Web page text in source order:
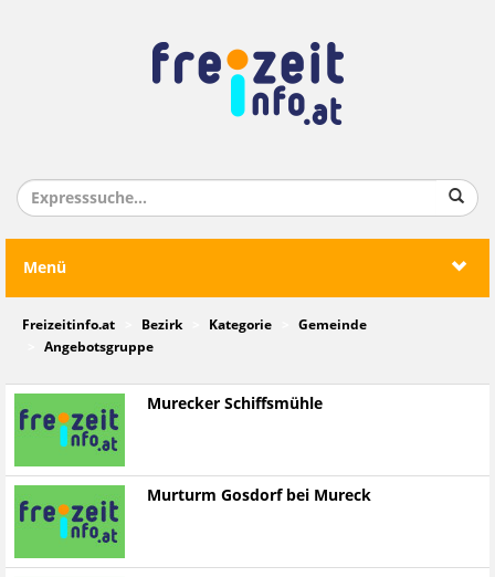
Menü
Freizeitinfo.at Bezirk Kategorie
Gemeinde
Angebotsgruppe
Murecker Schiffsmühle
Murturm Gosdorf bei Mureck